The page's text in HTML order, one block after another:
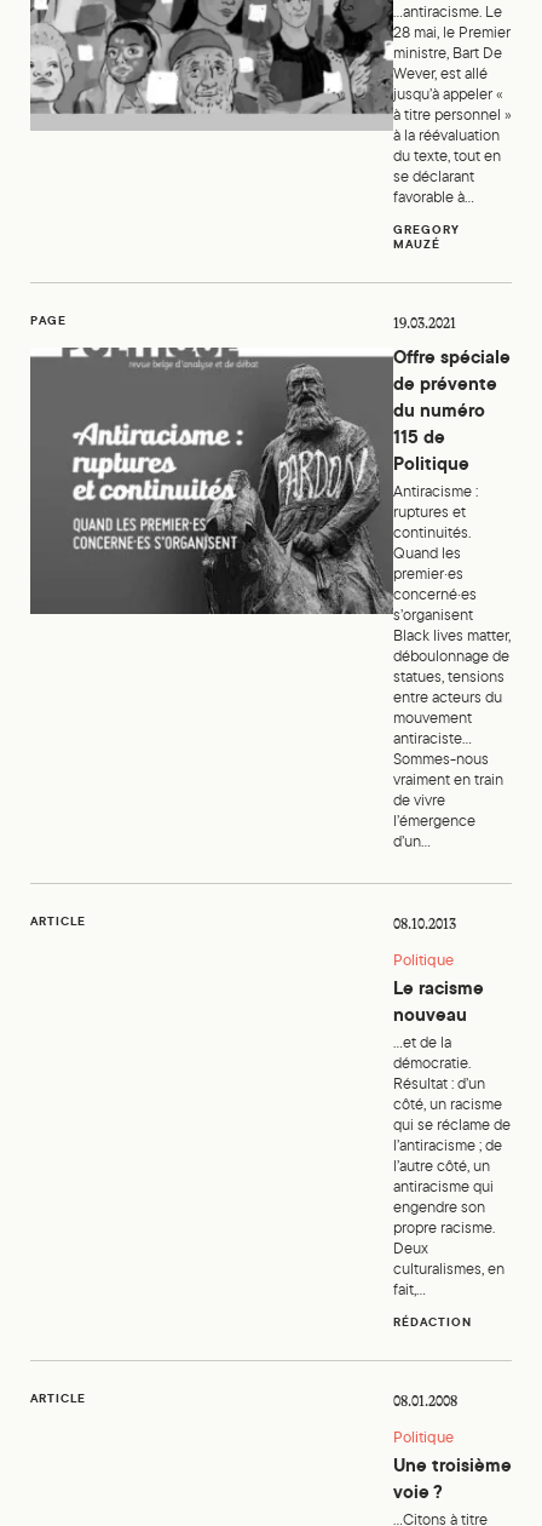
...antiracisme. Le
28 mai, le Premier
ministre, Bart De
Wever, est allé
jusqu’à appeler «
à titre personnel »
à la réévaluation
du texte, tout en
se déclarant
favorable à...
GREGORY
MAUZÉ
PAGE 19.03.2021
Offre spéciale
de prévente
du numéro
115 de
Politique
Antiracisme :
ruptures et
continuités.
Quand les
premier·es
concerné·es
s’organisent
Black lives matter,
déboulonnage de
statues, tensions
entre acteurs du
mouvement
antiraciste…
Sommes-nous
vraiment en train
de vivre
l’émergence
d’un...
ARTICLE 08.10.2013
Politique
Le racisme
nouveau
...et de la
démocratie.
Résultat : d’un
côté, un racisme
qui se réclame de
l’antiracisme ; de
l’autre côté, un
antiracisme qui
engendre son
propre racisme.
Deux
culturalismes, en
fait,...
RÉDACTION
ARTICLE 08.01.2008
Politique
Une troisième
voie ?
...Citons à titre